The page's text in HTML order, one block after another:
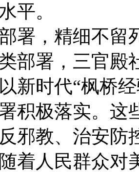
平。
署，精细不留
部署，三官殿
新时代“枫桥
积极落实。这
邪教、治安防
着人民群众对